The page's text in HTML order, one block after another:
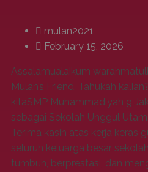
mulan2021
February 15, 2026
Assalamualaikum
Mulan’s Friend, Tahukah
kitaSMP Muhammadiyah 9
sebagai Sekolah Unggul
Terima kasih atas kerja keras
seluruh keluarga besar
tumbuh, berprestasi, dan